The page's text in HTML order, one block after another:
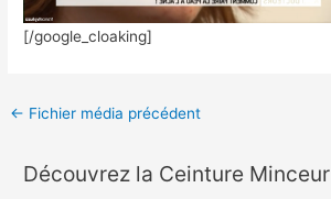
[/google_cloaking]
← Fichier média précédent
Découvrez la Ceinture Minceur